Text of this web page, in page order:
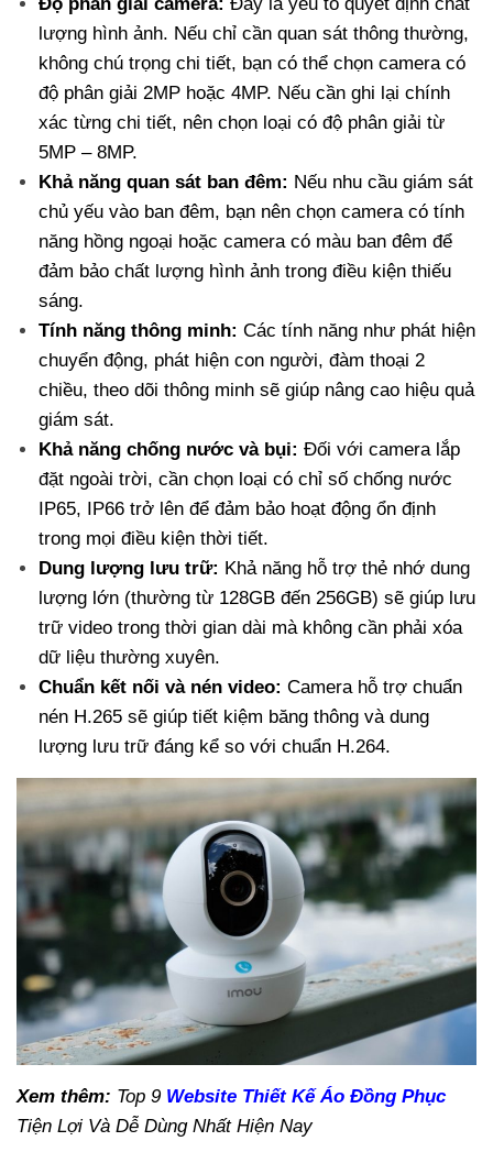
lượng hình ảnh. Nếu chỉ cần quan sát thông thường,
không chú trọng chi tiết, bạn có thể chọn camera có
độ phân giải 2MP hoặc 4MP. Nếu cần ghi lại chính
xác từng chi tiết, nên chọn loại có độ phân giải từ
5MP – 8MP.
Khả năng quan sát ban đêm: Nếu nhu cầu giám sát
chủ yếu vào ban đêm, bạn nên chọn camera có tính
năng hồng ngoại hoặc camera có màu ban đêm để
đảm bảo chất lượng hình ảnh trong điều kiện thiếu
sáng.
Tính năng thông minh: Các tính năng như phát hiện
chuyển động, phát hiện con người, đàm thoại 2
chiều, theo dõi thông minh sẽ giúp nâng cao hiệu quả
giám sát.
Khả năng chống nước và bụi: Đối với camera lắp
đặt ngoài trời, cần chọn loại có chỉ số chống nước
IP65, IP66 trở lên để đảm bảo hoạt động ổn định
trong mọi điều kiện thời tiết.
Dung lượng lưu trữ: Khả năng hỗ trợ thẻ nhớ dung
lượng lớn (thường từ 128GB đến 256GB) sẽ giúp lưu
trữ video trong thời gian dài mà không cần phải xóa
dữ liệu thường xuyên.
Chuẩn kết nối và nén video: Camera hỗ trợ chuẩn
nén H.265 sẽ giúp tiết kiệm băng thông và dung
lượng lưu trữ đáng kể so với chuẩn H.264.
Xem thêm: Top 9 Website Thiết Kế Áo Đồng Phục
Tiện Lợi Và Dễ Dùng Nhất Hiện Nay